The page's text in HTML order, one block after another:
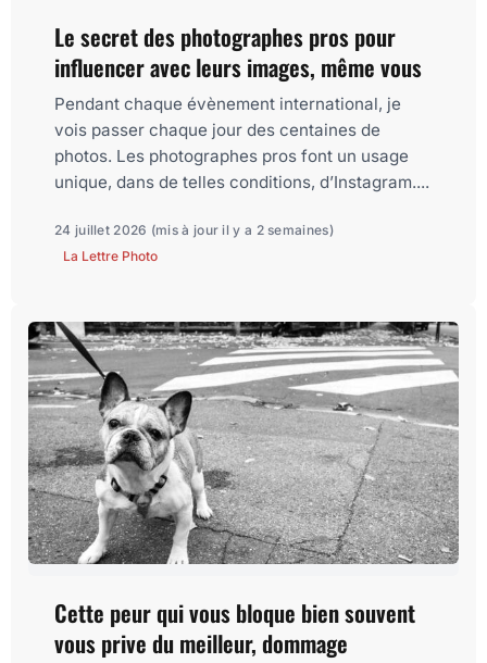
Le secret des photographes pros pour
influencer avec leurs images, même vous
Pendant chaque évènement international, je
vois passer chaque jour des centaines de
photos. Les photographes pros font un usage
unique, dans de telles conditions, d’Instagram....
24 juillet 2026 (mis à jour il y a 2 semaines)
La Lettre Photo
Cette peur qui vous bloque bien souvent
vous prive du meilleur, dommage